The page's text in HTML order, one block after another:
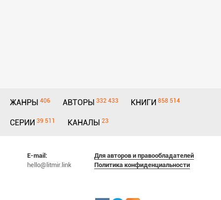
ЖАНРЫ 406 АВТОРЫ 332 433 КНИГИ 858 514
СЕРИИ 39 511 КАНАЛЫ 23
E-mail:
hello@litmir.link
Для авторов и правообладателей
Политика конфиденциальности